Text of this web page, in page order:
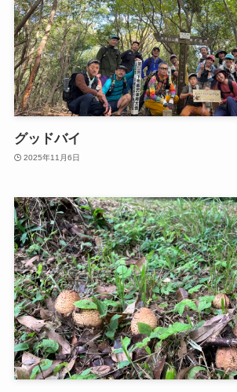
グッドバイ
2025年11月6日